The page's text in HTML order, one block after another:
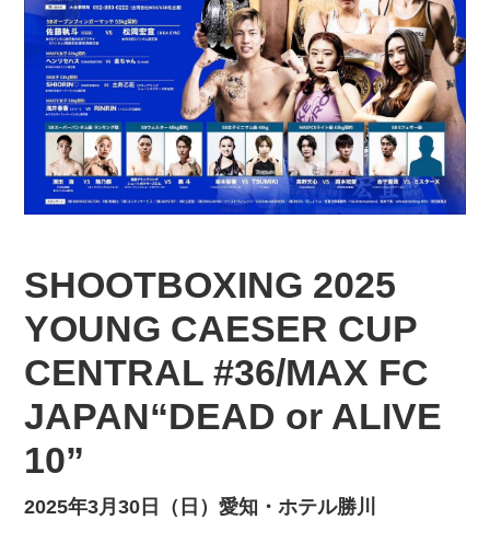
SHOOTBOXING 2025
YOUNG CAESER CUP
CENTRAL #36/MAX FC
JAPAN“DEAD or ALIVE
10”
2025年3月30日（日）愛知・ホテル勝川